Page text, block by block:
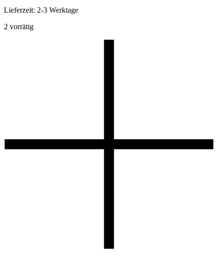
Lieferzeit: 2-3 Werktage
2 vorrätig